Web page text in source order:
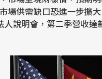
需缺口恐進一步擴大。 記憶體廠
人說明會，第二季營收達